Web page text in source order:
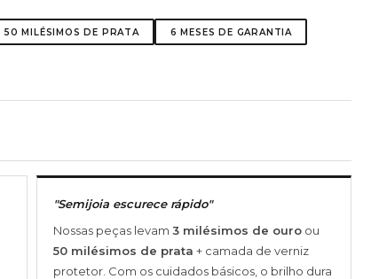
50 MILÉSIMOS DE PRATA 6 MESES DE GARANTIA
"Semijoia escurece rápido"
Nossas peças levam 3 milésimos de ouro ou
50 milésimos de prata + camada de verniz
protetor. Com os cuidados básicos, o brilho dura